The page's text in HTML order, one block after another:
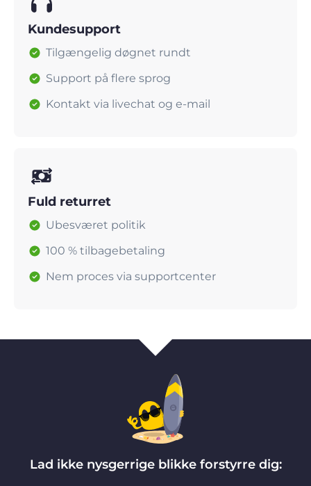
Kundesupport
Tilgængelig døgnet rundt
Support på flere sprog
Kontakt via livechat og e-mail
Fuld returret
Ubesværet politik
100 % tilbagebetaling
Nem proces via supportcenter
Lad ikke nysgerrige blikke forstyrre dig: